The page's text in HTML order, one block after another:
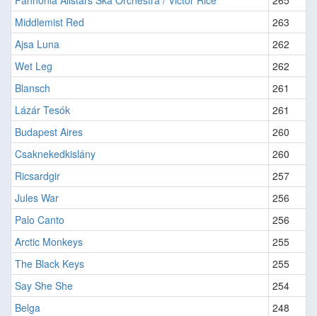
Middlemist Red
263
Ajsa Luna
262
Wet Leg
262
Blansch
261
Lázár Tesók
261
Budapest Aires
260
Csaknekedkislány
260
Ricsardgir
257
Jules War
256
Palo Canto
256
Arctic Monkeys
255
The Black Keys
255
Say She She
254
Belga
248